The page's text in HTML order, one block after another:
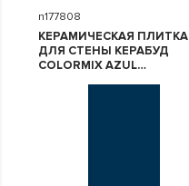
n177808
КЕРАМИЧЕСКАЯ ПЛИТКА
ДЛЯ СТЕНЫ КЕРАБУД
COLORMIX AZUL